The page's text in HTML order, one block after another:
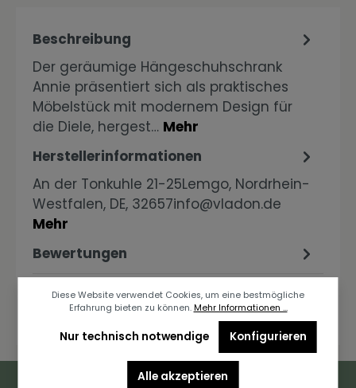
Beschreibung
Der geräumige Hängeschuhschrank
Annie präsentiert sich als praktisches
Möbelstück mit modernem Design für
die Diele, hergest… Mehr
Herstellerinformationen
An der Tonkuhle 21-25Lemgo, Nordrhein-
Westfalen, DE, 32657info@vladon.de
Mehr
Bewertungen
Deutschlandweiter Kostenloser Versand
Diese Website verwendet Cookies, um eine bestmögliche
Erfahrung bieten zu können. Mehr Informationen ...
Nur technisch notwendige Konfigurieren
Alle akzeptieren